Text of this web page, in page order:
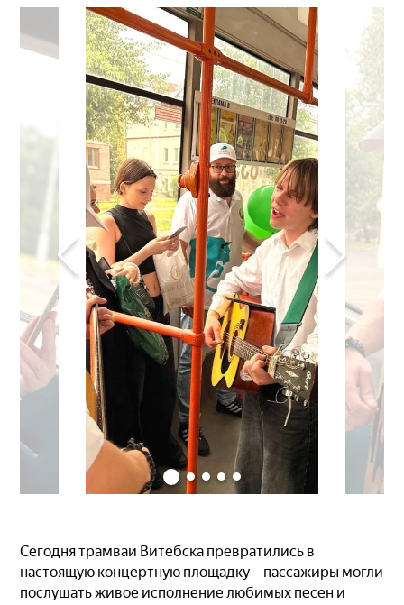
Сегодня трамваи Витебска превратились в
настоящую концертную площадку – пассажиры могли
послушать живое исполнение любимых песен и